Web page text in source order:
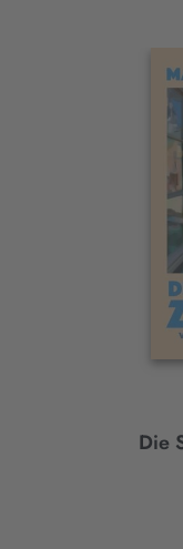
Interaktives
Die